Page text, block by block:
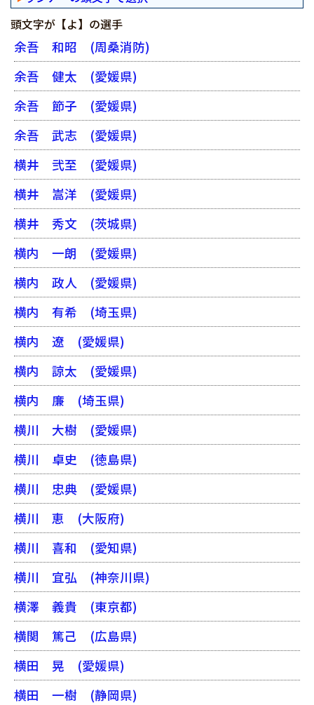
頭文字が【よ】の選手
余吾 和昭 (周桑消防)
余吾 健太 (愛媛県)
余吾 節子 (愛媛県)
余吾 武志 (愛媛県)
横井 弐至 (愛媛県)
横井 嵩洋 (愛媛県)
横井 秀文 (茨城県)
横内 一朗 (愛媛県)
横内 政人(愛媛県)
横内 有希 (埼玉県)
横内 遼 (愛媛県)
横内 諒太 (愛媛県)
横内 廉(埼玉県)
横川 大樹 (愛媛県)
横川 卓史 (徳島県)
横川 忠典(愛媛県)
横川 恵 (大阪府)
横川 喜和 (愛知県)
横川 宜弘 (神奈川県)
横澤 義貴 (東京都)
横関 篤己 (広島県)
横田 晃 (愛媛県)
横田 一樹 (静岡県)